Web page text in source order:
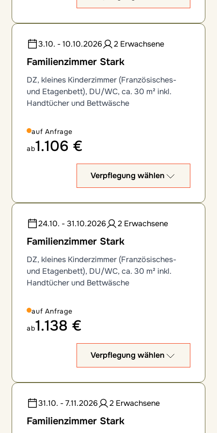
3.10. - 10.10.2026 2 Erwachsene
Familienzimmer Stark
DZ, kleines Kinderzimmer (Französisches-
und Etagenbett), DU/WC, ca. 30 m² inkl.
Handtücher und Bettwäsche
auf Anfrage
ab1.106 €
Verpflegung wählen
24.10. - 31.10.2026 2 Erwachsene
Familienzimmer Stark
DZ, kleines Kinderzimmer (Französisches-
und Etagenbett), DU/WC, ca. 30 m² inkl.
Handtücher und Bettwäsche
auf Anfrage
ab1.138 €
Verpflegung wählen
31.10. - 7.11.2026 2 Erwachsene
Familienzimmer Stark